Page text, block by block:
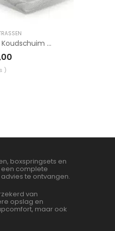
Velvet Dream HR60 Koudschuim Gesneden
)
boxspringsets en
complete
te ontvangen.
van
opslag en
maar ook